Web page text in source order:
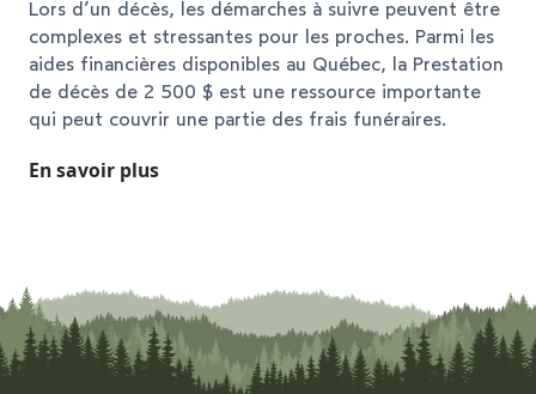
Lors d’un décès, les démarches à suivre peuvent être
complexes et stressantes pour les proches. Parmi les
aides financières disponibles au Québec, la Prestation
de décès de 2 500 $ est une ressource importante
qui peut couvrir une partie des frais funéraires.
En savoir plus